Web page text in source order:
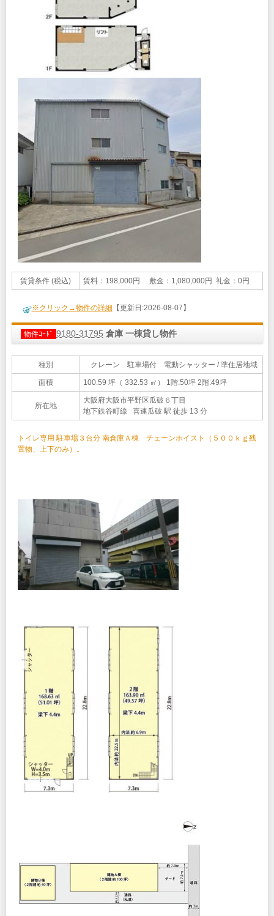
賃貸条件 (税込) 賃料：198,000円 敷金：1,080,000円 礼金：0円
※クリック→物件の詳細 【更新日:2026-08-07】
物件ｺｰﾄﾞ 9180-31795 倉庫 一棟貸し物件
種別 クレーン 駐車場付 電動シャッター / 準住居地域
面積 100.59 坪（ 332.53 ㎡） 1階:50坪 2階:49坪
所在地
大阪府大阪市平野区瓜破６丁目
地下鉄谷町線 喜連瓜破 駅 徒歩 13 分
トイレ専用 駐車場３台分 南倉庫Ａ棟 チェーンホイスト（５００ｋｇ残
置物、上下のみ）。